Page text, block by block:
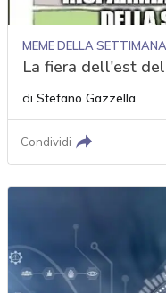
MEME DELLA SETTIMANA
La fiera dell'est
di Stefano Gazzella
Condividi